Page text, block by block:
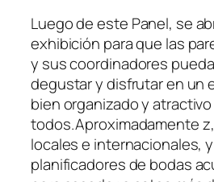
Luego de este Panel, se
exhibición para que las
y sus coordinadores
degustar y disfrutar en un
bien organizado y
todos. Aproximadamente
locales e internacionales,
planificadores de bodas